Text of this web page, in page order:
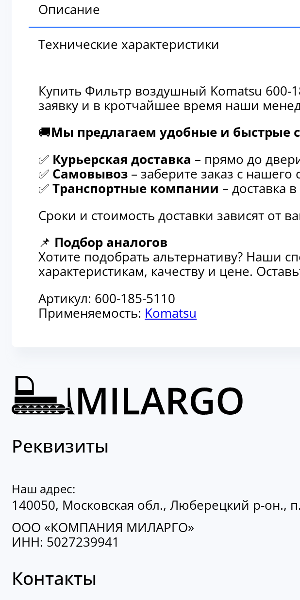
5110
Описание
Технические характеристики
Купить Фильтр воздушный Komatsu 600-
заявку и в кротчайшее время наши
🚚Мы предлагаем удобные и быстрые
✅ Курьерская доставка – прямо до
✅ Самовывоз – заберите заказ с нашего
✅ Транспортные компании – доставка
Сроки и стоимость доставки зависят от
📌 Подбор аналогов
Хотите подобрать альтернативу? Наши
характеристикам, качеству и цене.
Артикул: 600-185-5110
Применяемость: Komatsu
Реквизиты
Наш адрес:
140050, Московская обл., Люберецкий р-он.,
ООО «КОМПАНИЯ МИЛАРГО»
ИНН: 5027239941
Контакты